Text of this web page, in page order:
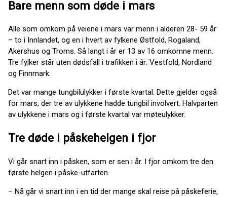
Bare menn som døde i mars
Alle som omkom på veiene i mars var menn i alderen 28- 59 år
– to i Innlandet, og en i hvert av fylkene Østfold, Rogaland,
Akershus og Troms. Så langt i år er 13 av 16 omkomne menn.
Tre fylker står uten dødsfall i trafikken i år: Vestfold, Nordland
og Finnmark.
Det var mange tungbilulykker i første kvartal. Dette gjelder også
for mars, der tre av ulykkene hadde tungbil involvert. Halvparten
av ulykkene i mars og i første kvartal var møteulykker.
Tre døde i påskehelgen i fjor
Vi går snart inn i påsken, som er sen i år. I fjor omkom tre den
første helgen i påske-utfarten.
− Nå går vi snart inn i en tid der mange skal reise på påskeferie,